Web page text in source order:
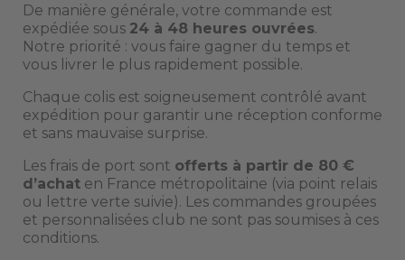
De manière générale, votre commande est
expédiée sous 24 à 48 heures ouvrées.
Notre priorité : vous faire gagner du temps et
vous livrer le plus rapidement possible.
Chaque colis est soigneusement contrôlé avant
expédition pour garantir une réception conforme
et sans mauvaise surprise.
Les frais de port sont offerts à partir de 80 €
d’achat en France métropolitaine (via point relais
ou lettre verte suivie). Les commandes groupées
et personnalisées club ne sont pas soumises à ces
conditions.